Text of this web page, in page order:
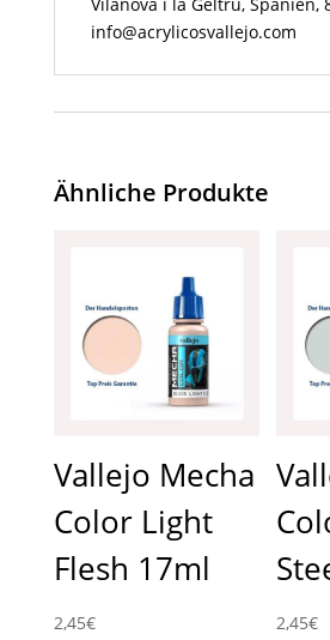
Vilanova i la Geltrú, Spanien,
info@acrylicosvallejo.com
Ähnliche Produkte
Vallejo Mecha
Color Light
Flesh 17ml
2,45€ 2,45€